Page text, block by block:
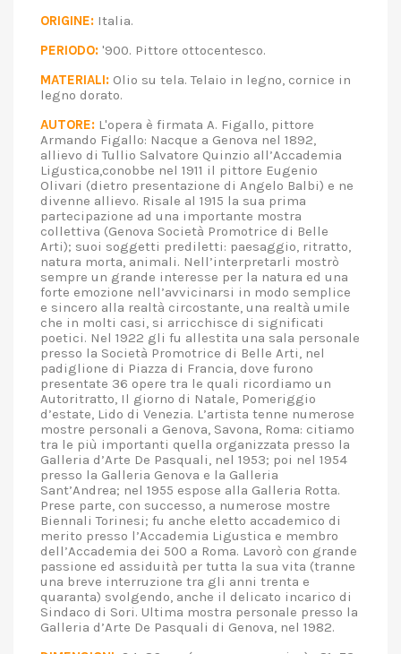
ORIGINE: Italia.
PERIODO: '900. Pittore ottocentesco.
MATERIALI: Olio su tela. Telaio in legno, cornice in
legno dorato.
AUTORE: L'opera è firmata A. Figallo, pittore
Armando Figallo: Nacque a Genova nel 1892,
allievo di Tullio Salvatore Quinzio all’Accademia
Ligustica,conobbe nel 1911 il pittore Eugenio
Olivari (dietro presentazione di Angelo Balbi) e ne
divenne allievo. Risale al 1915 la sua prima
partecipazione ad una importante mostra
collettiva (Genova Società Promotrice di Belle
Arti); suoi soggetti prediletti: paesaggio, ritratto,
natura morta, animali. Nell’interpretarli mostrò
sempre un grande interesse per la natura ed una
forte emozione nell’avvicinarsi in modo semplice
e sincero alla realtà circostante, una realtà umile
che in molti casi, si arricchisce di significati
poetici. Nel 1922 gli fu allestita una sala personale
presso la Società Promotrice di Belle Arti, nel
padiglione di Piazza di Francia, dove furono
presentate 36 opere tra le quali ricordiamo un
Autoritratto, Il giorno di Natale, Pomeriggio
d’estate, Lido di Venezia. L’artista tenne numerose
mostre personali a Genova, Savona, Roma: citiamo
tra le più importanti quella organizzata presso la
Galleria d’Arte De Pasquali, nel 1953; poi nel 1954
presso la Galleria Genova e la Galleria
Sant’Andrea; nel 1955 espose alla Galleria Rotta.
Prese parte, con successo, a numerose mostre
Biennali Torinesi; fu anche eletto accademico di
merito presso l’Accademia Ligustica e membro
dell’Accademia dei 500 a Roma. Lavorò con grande
passione ed assiduità per tutta la sua vita (tranne
una breve interruzione tra gli anni trenta e
quaranta) svolgendo, anche il delicato incarico di
Sindaco di Sori. Ultima mostra personale presso la
Galleria d’Arte De Pasquali di Genova, nel 1982.